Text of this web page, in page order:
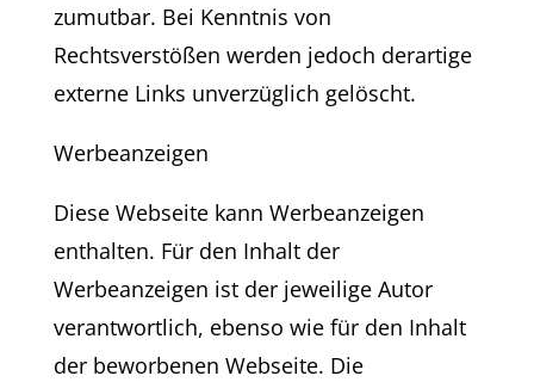
zumutbar. Bei Kenntnis von
Rechtsverstößen werden jedoch derartige
externe Links unverzüglich gelöscht.
Werbeanzeigen
Diese Webseite kann Werbeanzeigen
enthalten. Für den Inhalt der
Werbeanzeigen ist der jeweilige Autor
verantwortlich, ebenso wie für den Inhalt
der beworbenen Webseite. Die